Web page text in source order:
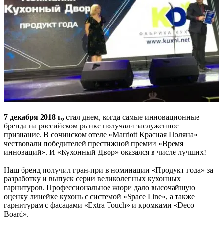
7 декабря 2018 г., стал днем, когда самые инновационные
бренда на российском рынке получали заслуженное
признание. В сочинском отеле «Marriott Красная Поляна»
чествовали победителей престижной премии «Время
инноваций». И «Кухонный Двор» оказался в числе лучших!
Наш бренд получил гран-при в номинации «Продукт года» за
разработку и выпуск серии великолепных кухонных
гарнитуров. Профессиональное жюри дало высочайшую
оценку линейке кухонь с системой «Space Line», а также
гарнитурам с фасадами «Extra Touch» и кромками «Deco
Board».